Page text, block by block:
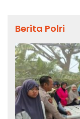
Berita Polri